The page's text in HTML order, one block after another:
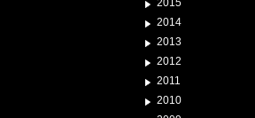
2015
2014
2013
2012
2011
2010